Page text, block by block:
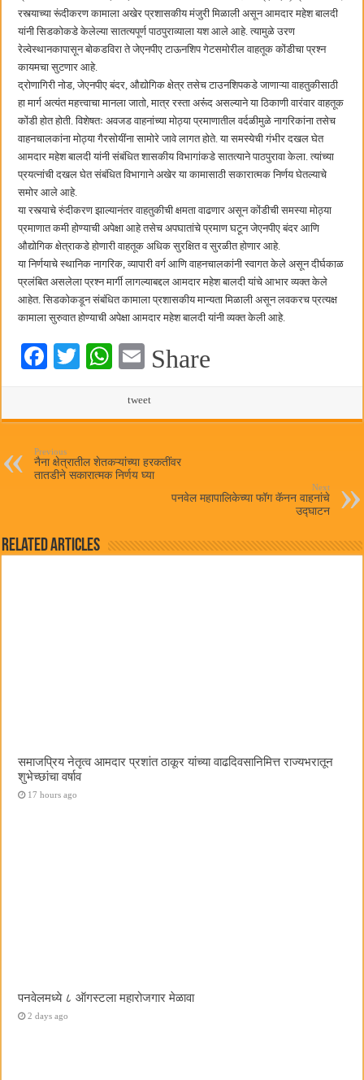
कॉमनवेल्थ टेबल टेनिस स्पर्धेत सीकेटीच्या स्वस्तिका घोषची सुवर्णझेप
रस्त्याच्या रूंदीकरण कामाला अखेर प्रशासकीय मंजुरी मिळाली असून आमदार महेश बालदी
यांनी सिडकोकडे केलेल्या सातत्यपूर्ण पाठपुराव्याला यश आले आहे. त्यामुळे उरण
रेल्वेस्थानकापासून बोकडविरा ते जेएनपीए टाऊनशिप गेटसमोरील वाहतूक कोंडीचा प्रश्न
कायमचा सुटणार आहे.
द्रोणागिरी नोड, जेएनपीए बंदर, औद्योगिक क्षेत्र तसेच टाउनशिपकडे जाणाऱ्या वाहतुकीसाठी
हा मार्ग अत्यंत महत्त्वाचा मानला जातो, मात्र रस्ता अरूंंद असल्याने या ठिकाणी वारंवार वाहतूक
कोंडी होत होती. विशेषतः अवजड वाहनांच्या मोठ्या प्रमाणातील वर्दळीमुळे नागरिकांना तसेच
वाहनचालकांना मोठ्या गैरसोयींना सामोरे जावे लागत होते. या समस्येची गंभीर दखल घेत
आमदार महेश बालदी यांनी संबंधित शासकीय विभागांकडे सातत्याने पाठपुरावा केला. त्यांच्या
प्रयत्नांची दखल घेत संबंधित विभागाने अखेर या कामासाठी सकारात्मक निर्णय घेतल्याचे
समोर आले आहे.
या रस्त्याचे रुंदीकरण झाल्यानंतर वाहतुकीची क्षमता वाढणार असून कोंडीची समस्या मोठ्या
प्रमाणात कमी होण्याची अपेक्षा आहे तसेच अपघातांचे प्रमाण घटून जेएनपीए बंदर आणि
औद्योगिक क्षेत्राकडे होणारी वाहतूक अधिक सुरक्षित व सुरळीत होणार आहे.
या निर्णयाचे स्थानिक नागरिक, व्यापारी वर्ग आणि वाहनचालकांनी स्वागत केले असून दीर्घकाळ
प्रलंबित असलेला प्रश्न मार्गी लागल्याबद्दल आमदार महेश बालदी यांचे आभार व्यक्त केले
आहेत. सिडकोकडून संबंधित कामाला प्रशासकीय मान्यता मिळाली असून लवकरच प्रत्यक्ष
कामाला सुरुवात होण्याची अपेक्षा आमदार महेश बालदी यांनी व्यक्त केली आहे.
Fa T
W
ts
pp
E
ail
Share
tweet
Previous
नैना क्षेत्रातील शेतकऱ्यांच्या हरकतींवर
तातडीने सकारात्मक निर्णय घ्या
Next
पनवेल महापालिकेच्या फॉग कॅनन वाहनांचे
उद्घाटन
Related Articles
समाजप्रिय नेतृत्व आमदार प्रशांत ठाकूर यांच्या वाढदिवसानिमित्त राज्यभरातून
शुभेच्छांचा वर्षाव
17 hours ago
पनवेलमध्ये ८ ऑगस्टला महारोजगार मेळावा
2 days ago